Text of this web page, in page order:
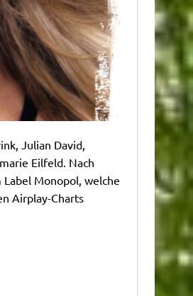
Julian David,
Eilfeld. Nach
Monopol, welche
Airplay-Charts